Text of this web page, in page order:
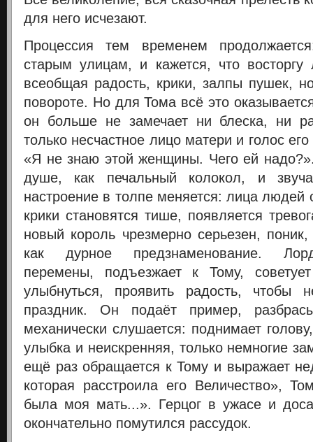
для него исчезают.
Процессия тем временем
старым улицам, и кажется, что
всеобщая радость, крики, залпы пушек,
повороте. Но для Тома всё это
он больше не замечает ни блеска, ни
только несчастное лицо матери и голос
«Я не знаю этой женщины. Чего ей
душе, как печальный колокол, и
настроение в толпе меняется: лица людей
крики становятся тише, появляется
новый король чрезмерно серьезен,
как дурное предзнаменование.
перемены, подъезжает к Тому,
улыбнуться, проявить радость, чтобы
праздник. Он подаёт пример,
механически слушается: поднимает
улыбка и неискренняя, только немногие
ещё раз обращается к Тому и выражает
которая расстроила его Величество»,
была моя мать...». Герцог в ужасе и
окончательно помутился рассудок.